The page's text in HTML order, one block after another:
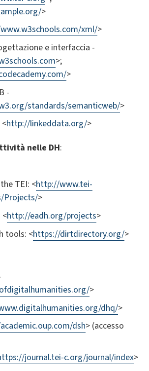
>
xml/>
e interfaccia -
>;
>
-
standards/semanticweb/>
http://linkeddata.org/>
nelle DH:
TEI: <http://www.tei-
Projects/>
<http://eadh.org/projects>
tools: <https://dirtdirectory.org/>
>
dhq/>
dsh> (accesso
journal.tei-c.org/journal/index>